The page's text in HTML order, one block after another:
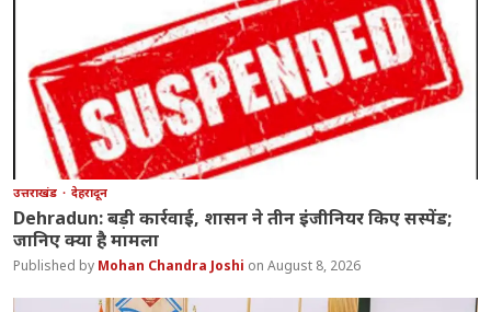
उत्तराखंड देहरादून
Dehradun: बड़ी कार्रवाई, शासन ने तीन इंजीनियर किए सस्पेंड;
जानिए क्या है मामला
Mohan Chandra Joshi August 8, 2026